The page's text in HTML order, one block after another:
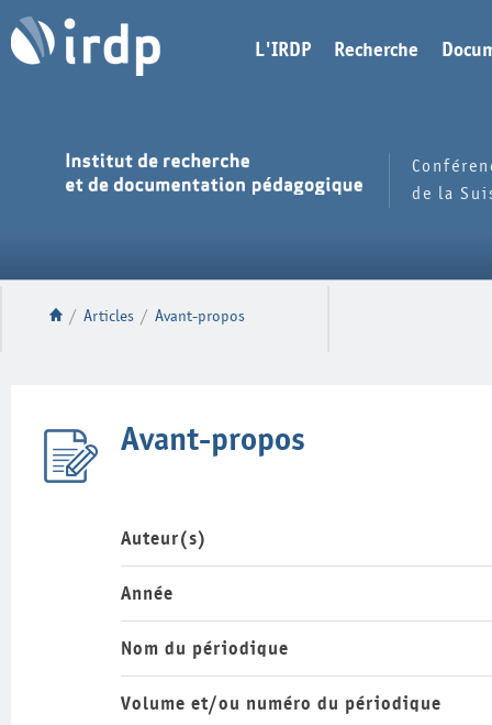
L'IRDP Recherche
de la
/ Articles / Avant-propos
Avant-propos
Auteur(s)
Année
Nom du périodique
Volume et/ou numéro du périodique